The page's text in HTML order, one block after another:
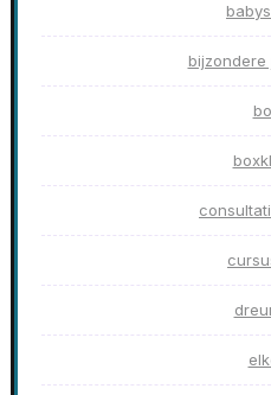
bijzondere